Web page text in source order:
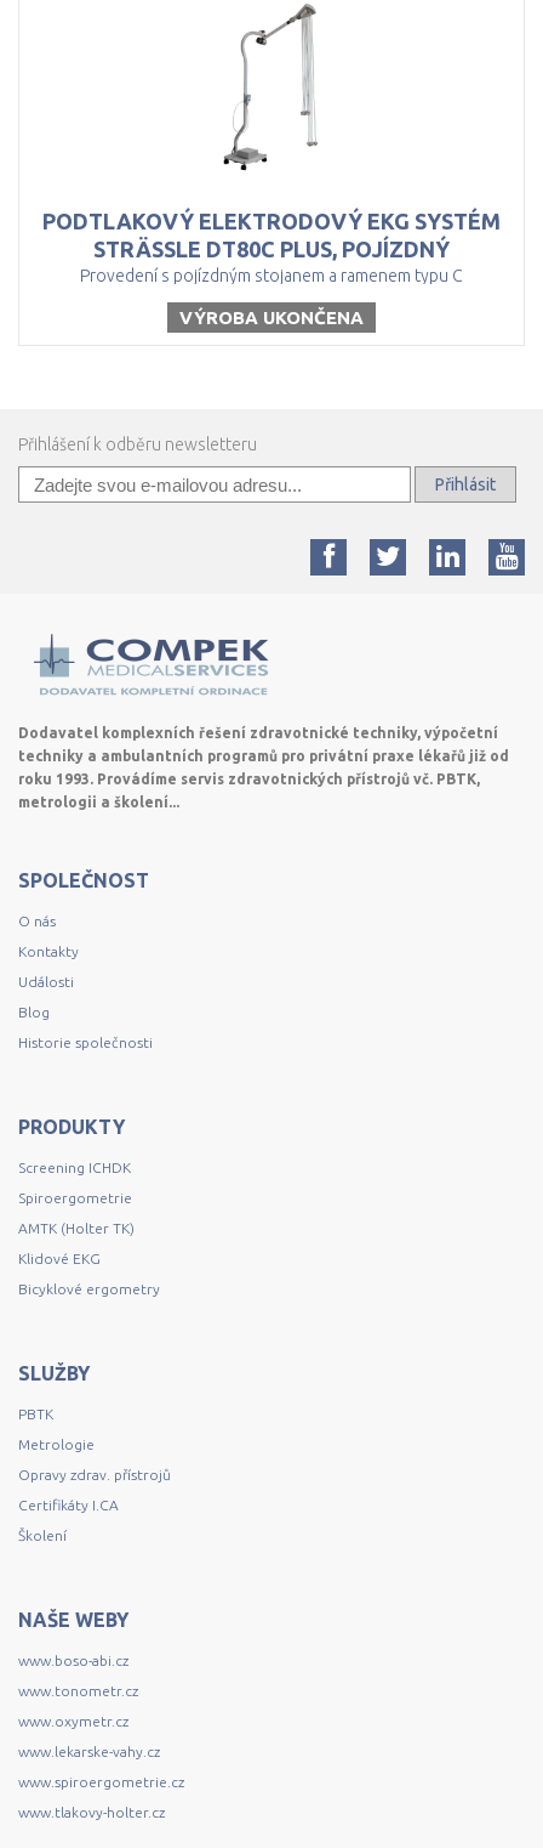
PODTLAKOVÝ ELEKTRODOVÝ EKG SYSTÉM
STRÄSSLE DT80C PLUS, POJÍZDNÝ
Provedení s pojízdným stojanem a ramenem typu C
VÝROBA UKONČENA
Přihlášení k odběru newsletteru
Přihlásit
Dodavatel komplexních řešení zdravotnické techniky, výpočetní
techniky a ambulantních programů pro privátní praxe lékařů již od
roku 1993. Provádíme servis zdravotnických přístrojů vč. PBTK,
metrologii a školení...
SPOLEČNOST
O nás
Kontakty
Události
Blog
Historie společnosti
PRODUKTY
Screening ICHDK
Spiroergometrie
AMTK (Holter TK)
Klidové EKG
Bicyklové ergometry
SLUŽBY
PBTK
Metrologie
Opravy zdrav. přístrojů
Certifikáty I.CA
Školení
NAŠE WEBY
www.boso-abi.cz
www.tonometr.cz
www.oxymetr.cz
www.lekarske-vahy.cz
www.spiroergometrie.cz
www.tlakovy-holter.cz